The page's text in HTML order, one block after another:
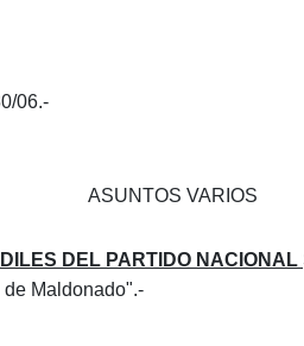
06.-
ASUNTOS VARIOS
DEL PARTIDO NACIONAL
Maldonado".-